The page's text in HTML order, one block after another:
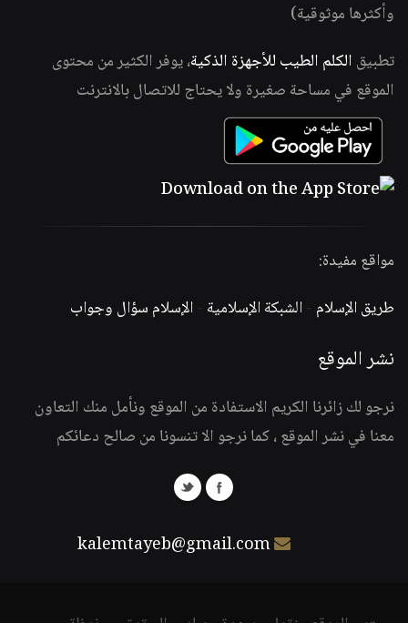
وأكثرها موثوقية)
تطبيق الكلم الطيب للأجهزة الذكية، يوفر الكثير من محتوى
الموقع في مساحة صغيرة ولا يحتاج للاتصال بالانترنت
مواقع مفيدة:
طريق الإسلام -الشبكة الإسلامية -الإسلام سؤال وجواب
نشر الموقع
نرجو لك زائرنا الكريم الاستفادة من الموقع ونأمل منك التعاون
معنا في نشر الموقع ، كما نرجو الا تنسونا من صالح دعائكم
kalemtayeb@gmail.com